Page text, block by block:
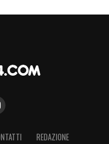
REDAZIONE